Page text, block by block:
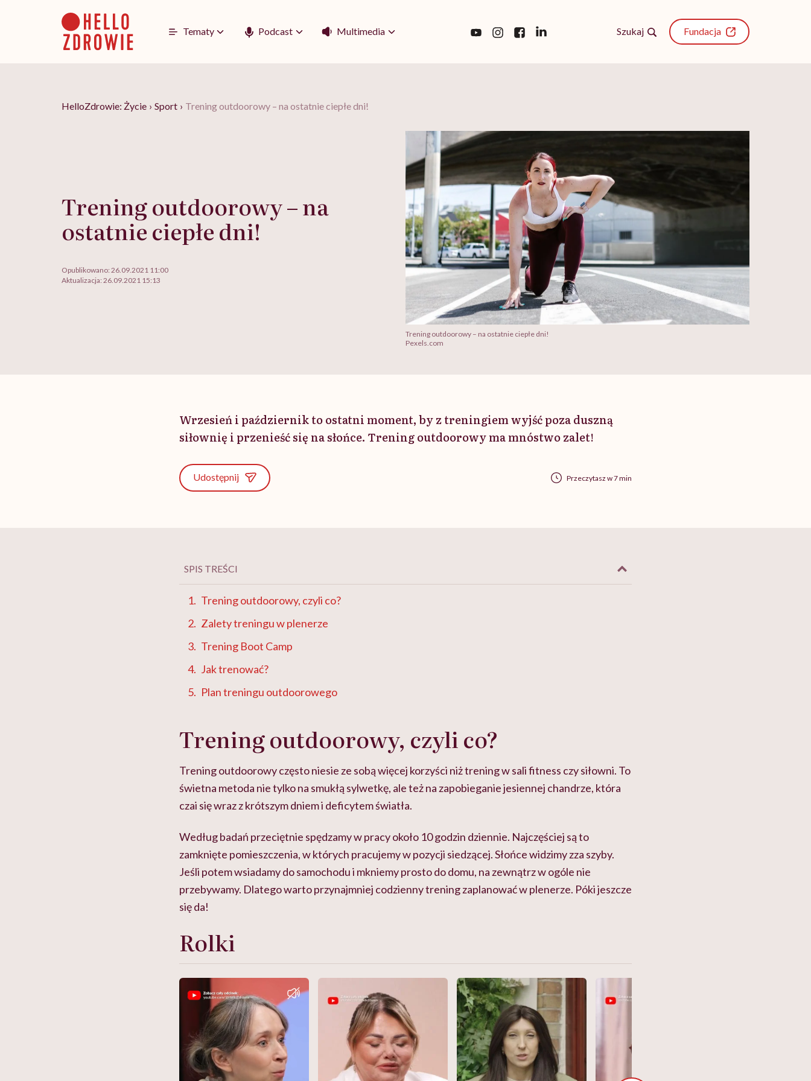
Tematy Podcast Multimedia Szukaj Fundacja
HelloZdrowie: Życie › Sport › Trening outdoorowy – na ostatnie ciepłe dni!
Trening outdoorowy – na
ostatnie ciepłe dni!
Opublikowano: 26.09.2021 11:00
Aktualizacja: 26.09.2021 15:13
Trening outdoorowy – na ostatnie ciepłe dni!
Pexels.com
Wrzesień i październik to ostatni moment, by z treningiem wyjść poza duszną
siłownię i przenieść się na słońce. Trening outdoorowy ma mnóstwo zalet!
Udostępnij Przeczytasz w 7 min
SPIS TREŚCI
Trening outdoorowy, czyli co?
Zalety treningu w plenerze
Trening Boot Camp
Jak trenować?
Plan treningu outdoorowego
Trening outdoorowy, czyli co?
Trening outdoorowy często niesie ze sobą więcej korzyści niż trening w sali fitness czy siłowni. To
świetna metoda nie tylko na smukłą sylwetkę, ale też na zapobieganie jesiennej chandrze, która
czai się wraz z krótszym dniem i deficytem światła.
Według badań przeciętnie spędzamy w pracy około 10 godzin dziennie. Najczęściej są to
zamknięte pomieszczenia, w których pracujemy w pozycji siedzącej. Słońce widzimy zza szyby.
Jeśli potem wsiadamy do samochodu i mkniemy prosto do domu, na zewnątrz w ogóle nie
przebywamy. Dlatego warto przynajmniej codzienny trening zaplanować w plenerze. Póki jeszcze
się da!
Rolki